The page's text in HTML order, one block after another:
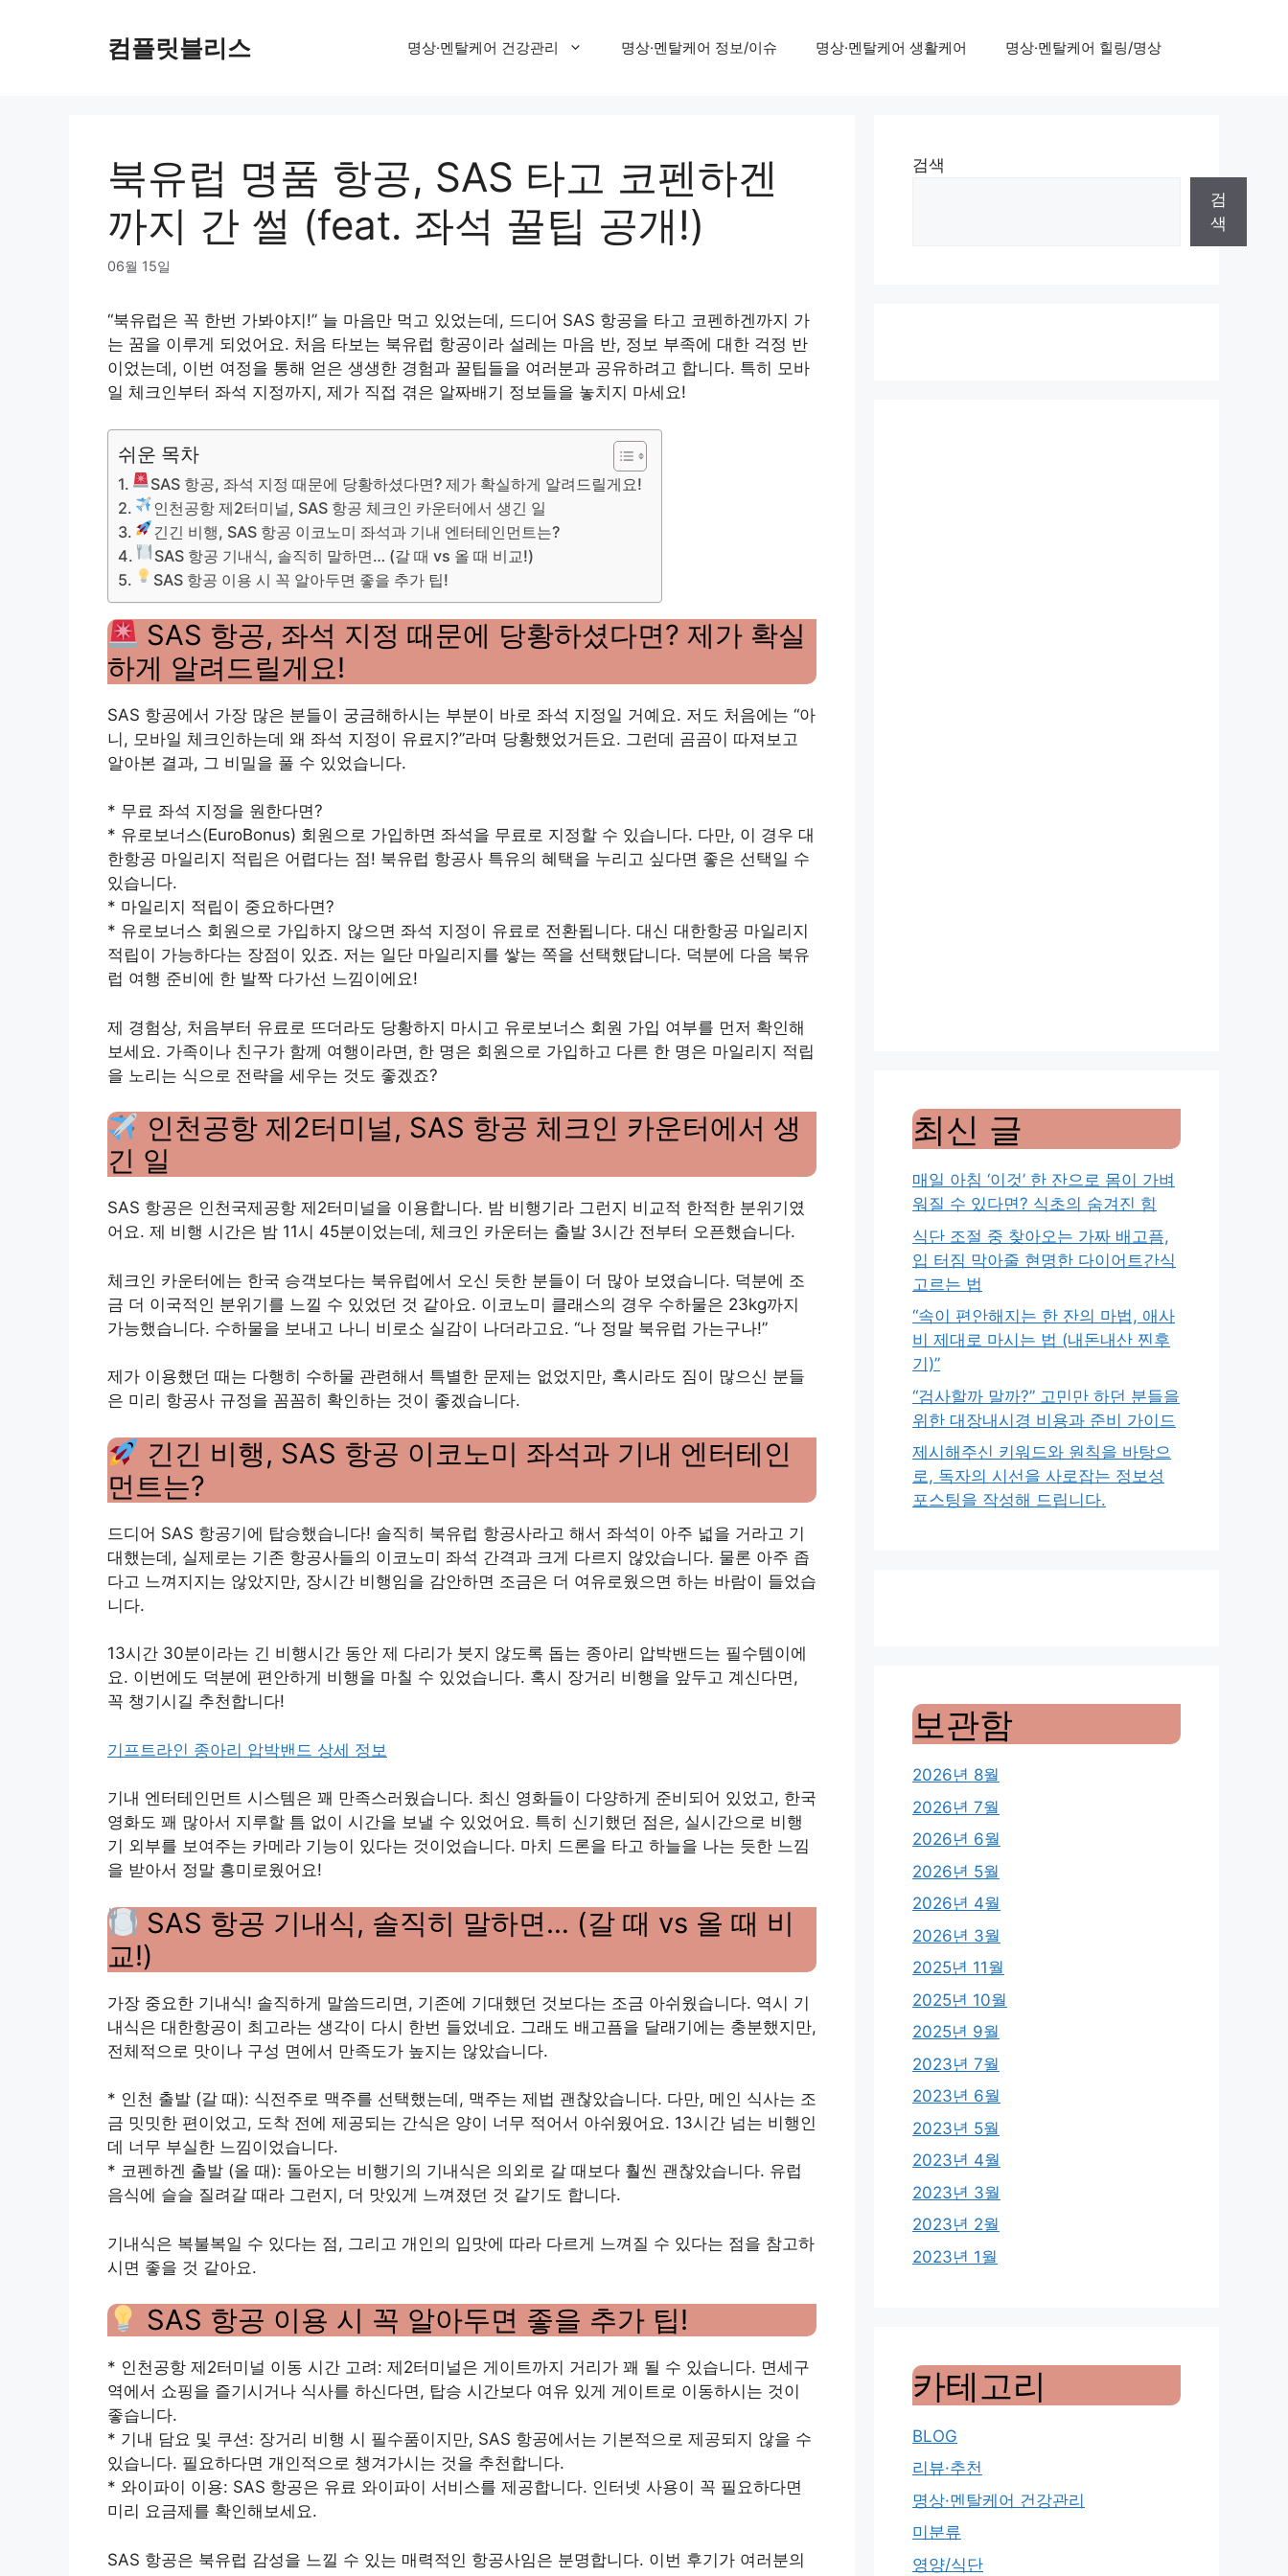
컴플릿블리스 명상·멘탈케어 건강관리 명상·멘탈케어 정보/이슈 명상·멘탈케어 생활케어 명상·멘탈케어 힐링/명상
북유럽 명품 항공, SAS 타고 코펜하겐
까지 간 썰 (feat. 좌석 꿀팁 공개!)
06월 15일
“북유럽은 꼭 한번 가봐야지!” 늘 마음만 먹고 있었는데, 드디어 SAS 항공을 타고 코펜하겐까지 가
는 꿈을 이루게 되었어요. 처음 타보는 북유럽 항공이라 설레는 마음 반, 정보 부족에 대한 걱정 반
이었는데, 이번 여정을 통해 얻은 생생한 경험과 꿀팁들을 여러분과 공유하려고 합니다. 특히 모바
일 체크인부터 좌석 지정까지, 제가 직접 겪은 알짜배기 정보들을 놓치지 마세요!
쉬운 목차
SAS 항공, 좌석 지정 때문에 당황하셨다면? 제가 확실하게 알려드릴게요!
인천공항 제2터미널, SAS 항공 체크인 카운터에서 생긴 일
긴긴 비행, SAS 항공 이코노미 좌석과 기내 엔터테인먼트는?
SAS 항공 기내식, 솔직히 말하면… (갈 때 vs 올 때 비교!)
SAS 항공 이용 시 꼭 알아두면 좋을 추가 팁!
SAS 항공, 좌석 지정 때문에 당황하셨다면? 제가 확실
하게 알려드릴게요!
SAS 항공에서 가장 많은 분들이 궁금해하시는 부분이 바로 좌석 지정일 거예요. 저도 처음에는 “아
니, 모바일 체크인하는데 왜 좌석 지정이 유료지?”라며 당황했었거든요. 그런데 곰곰이 따져보고
알아본 결과, 그 비밀을 풀 수 있었습니다.
* 무료 좌석 지정을 원한다면?
* 유로보너스(EuroBonus) 회원으로 가입하면 좌석을 무료로 지정할 수 있습니다. 다만, 이 경우 대
한항공 마일리지 적립은 어렵다는 점! 북유럽 항공사 특유의 혜택을 누리고 싶다면 좋은 선택일 수
있습니다.
* 마일리지 적립이 중요하다면?
* 유로보너스 회원으로 가입하지 않으면 좌석 지정이 유료로 전환됩니다. 대신 대한항공 마일리지
적립이 가능하다는 장점이 있죠. 저는 일단 마일리지를 쌓는 쪽을 선택했답니다. 덕분에 다음 북유
럽 여행 준비에 한 발짝 다가선 느낌이에요!
제 경험상, 처음부터 유료로 뜨더라도 당황하지 마시고 유로보너스 회원 가입 여부를 먼저 확인해
보세요. 가족이나 친구가 함께 여행이라면, 한 명은 회원으로 가입하고 다른 한 명은 마일리지 적립
을 노리는 식으로 전략을 세우는 것도 좋겠죠?
인천공항 제2터미널, SAS 항공 체크인 카운터에서 생
긴 일
SAS 항공은 인천국제공항 제2터미널을 이용합니다. 밤 비행기라 그런지 비교적 한적한 분위기였
어요. 제 비행 시간은 밤 11시 45분이었는데, 체크인 카운터는 출발 3시간 전부터 오픈했습니다.
체크인 카운터에는 한국 승객보다는 북유럽에서 오신 듯한 분들이 더 많아 보였습니다. 덕분에 조
금 더 이국적인 분위기를 느낄 수 있었던 것 같아요. 이코노미 클래스의 경우 수하물은 23kg까지
가능했습니다. 수하물을 보내고 나니 비로소 실감이 나더라고요. “나 정말 북유럽 가는구나!”
제가 이용했던 때는 다행히 수하물 관련해서 특별한 문제는 없었지만, 혹시라도 짐이 많으신 분들
은 미리 항공사 규정을 꼼꼼히 확인하는 것이 좋겠습니다.
긴긴 비행, SAS 항공 이코노미 좌석과 기내 엔터테인
먼트는?
드디어 SAS 항공기에 탑승했습니다! 솔직히 북유럽 항공사라고 해서 좌석이 아주 넓을 거라고 기
대했는데, 실제로는 기존 항공사들의 이코노미 좌석 간격과 크게 다르지 않았습니다. 물론 아주 좁
다고 느껴지지는 않았지만, 장시간 비행임을 감안하면 조금은 더 여유로웠으면 하는 바람이 들었습
니다.
13시간 30분이라는 긴 비행시간 동안 제 다리가 붓지 않도록 돕는 종아리 압박밴드는 필수템이에
요. 이번에도 덕분에 편안하게 비행을 마칠 수 있었습니다. 혹시 장거리 비행을 앞두고 계신다면,
꼭 챙기시길 추천합니다!
기프트라인 종아리 압박밴드 상세 정보
기내 엔터테인먼트 시스템은 꽤 만족스러웠습니다. 최신 영화들이 다양하게 준비되어 있었고, 한국
영화도 꽤 많아서 지루할 틈 없이 시간을 보낼 수 있었어요. 특히 신기했던 점은, 실시간으로 비행
기 외부를 보여주는 카메라 기능이 있다는 것이었습니다. 마치 드론을 타고 하늘을 나는 듯한 느낌
을 받아서 정말 흥미로웠어요!
SAS 항공 기내식, 솔직히 말하면… (갈 때 vs 올 때 비
교!)
가장 중요한 기내식! 솔직하게 말씀드리면, 기존에 기대했던 것보다는 조금 아쉬웠습니다. 역시 기
내식은 대한항공이 최고라는 생각이 다시 한번 들었네요. 그래도 배고픔을 달래기에는 충분했지만,
전체적으로 맛이나 구성 면에서 만족도가 높지는 않았습니다.
* 인천 출발 (갈 때): 식전주로 맥주를 선택했는데, 맥주는 제법 괜찮았습니다. 다만, 메인 식사는 조
금 밋밋한 편이었고, 도착 전에 제공되는 간식은 양이 너무 적어서 아쉬웠어요. 13시간 넘는 비행인
데 너무 부실한 느낌이었습니다.
* 코펜하겐 출발 (올 때): 돌아오는 비행기의 기내식은 의외로 갈 때보다 훨씬 괜찮았습니다. 유럽
음식에 슬슬 질려갈 때라 그런지, 더 맛있게 느껴졌던 것 같기도 합니다.
기내식은 복불복일 수 있다는 점, 그리고 개인의 입맛에 따라 다르게 느껴질 수 있다는 점을 참고하
시면 좋을 것 같아요.
SAS 항공 이용 시 꼭 알아두면 좋을 추가 팁!
* 인천공항 제2터미널 이동 시간 고려: 제2터미널은 게이트까지 거리가 꽤 될 수 있습니다. 면세구
역에서 쇼핑을 즐기시거나 식사를 하신다면, 탑승 시간보다 여유 있게 게이트로 이동하시는 것이
좋습니다.
* 기내 담요 및 쿠션: 장거리 비행 시 필수품이지만, SAS 항공에서는 기본적으로 제공되지 않을 수
있습니다. 필요하다면 개인적으로 챙겨가시는 것을 추천합니다.
* 와이파이 이용: SAS 항공은 유료 와이파이 서비스를 제공합니다. 인터넷 사용이 꼭 필요하다면
미리 요금제를 확인해보세요.
SAS 항공은 북유럽 감성을 느낄 수 있는 매력적인 항공사임은 분명합니다. 이번 후기가 여러분의
검색
검
색
최신 글
매일 아침 ‘이것’ 한 잔으로 몸이 가벼
워질 수 있다면? 식초의 숨겨진 힘
식단 조절 중 찾아오는 가짜 배고픔,
입 터짐 막아줄 현명한 다이어트간식
고르는 법
“속이 편안해지는 한 잔의 마법, 애사
비 제대로 마시는 법 (내돈내산 찐후
기)”
“검사할까 말까?” 고민만 하던 분들을
위한 대장내시경 비용과 준비 가이드
제시해주신 키워드와 원칙을 바탕으
로, 독자의 시선을 사로잡는 정보성
포스팅을 작성해 드립니다.
보관함
2026년 8월
2026년 7월
2026년 6월
2026년 5월
2026년 4월
2026년 3월
2025년 11월
2025년 10월
2025년 9월
2023년 7월
2023년 6월
2023년 5월
2023년 4월
2023년 3월
2023년 2월
2023년 1월
카테고리
BLOG
리뷰·추천
명상·멘탈케어 건강관리
미분류
영양/식단